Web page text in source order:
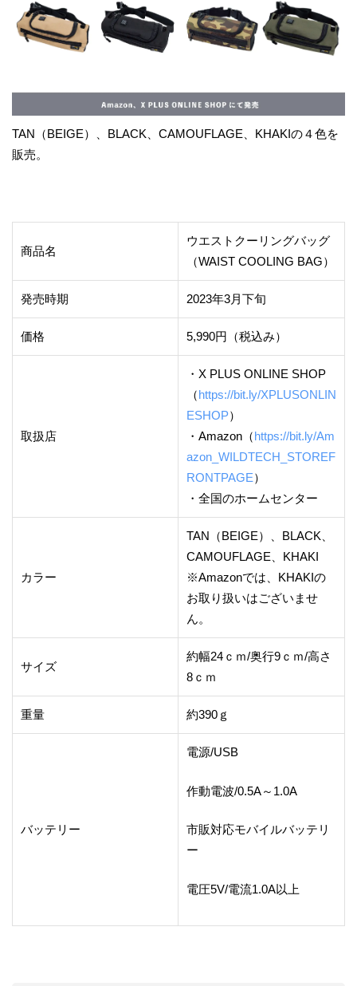
TAN（BEIGE）、BLACK、CAMOUFLAGE、KHAKIの４色を
販売。
商品名
ウエストクーリングバッグ
（WAIST COOLING BAG）
発売時期 2023年3月下旬
価格 5,990円（税込み）
取扱店
・X PLUS ONLINE SHOP
（https://bit.ly/XPLUSONLIN
ESHOP）
・Amazon（https://bit.ly/Am
azon_WILDTECH_STOREF
RONTPAGE）
・全国のホームセンター
カラー
TAN（BEIGE）、BLACK、
CAMOUFLAGE、KHAKI
※Amazonでは、KHAKIの
お取り扱いはございませ
ん。
サイズ
約幅24ｃｍ/奥行9ｃｍ/高さ
8ｃｍ
重量 約390ｇ
バッテリー
電源/USB
作動電波/0.5A～1.0A
市販対応モバイルバッテリ
ー
電圧5V/電流1.0A以上